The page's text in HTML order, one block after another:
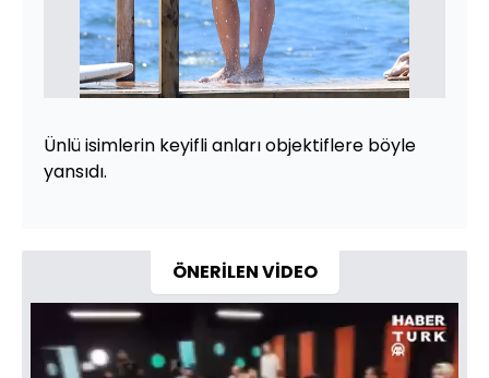
Ünlü isimlerin keyifli anları objektiflere böyle
yansıdı.
ÖNERİLEN VİDEO